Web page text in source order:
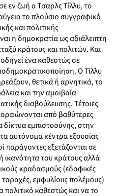
εν ζωή ο Τσαρλς Τίλλυ, το
το πλούσιο συγγραφικό
και πολιτικής
η δημοκρατία ως αδιάλειπτη
κράτους και πολιτών. Και
ένα καθεστώς σε
Ο Τίλλυ
θετικά ή αρνητικά, το
και την αμοιβαία
διαβούλευσης. Τέτοιες
από βαθύτερες
εμπιστοσύνης, στην
αυτόνομα κέντρα εξουσίας
παράγοντες εξετάζονται σε
ικανότητα του κράτους αλλά
κραδασμούς (εδαφικές
ταραχές, εμφυλίους πολέμους)
καθεστώς και να το